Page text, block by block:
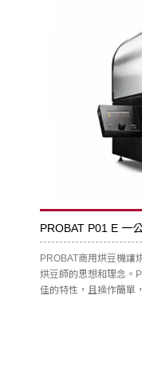
PROBAT P01 E 一
PROBAT商用烘豆機讓
烘豆師的思想和理念。
佳的特性，且操作簡單